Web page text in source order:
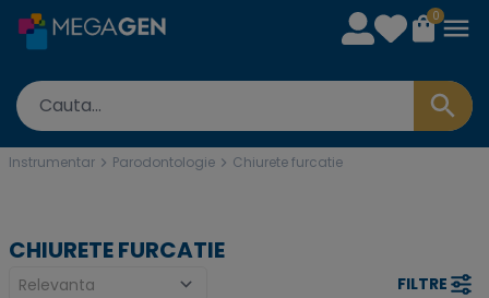
0
Instrumentar Parodontologie Chiurete furcatie
CHIURETE FURCATIE
FILTRE